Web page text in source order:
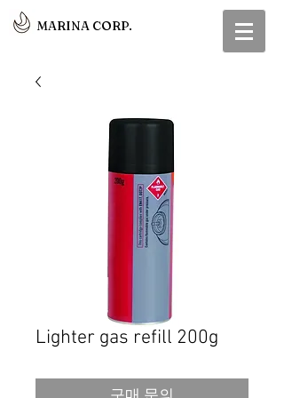
MARINA CORP.
Lighter gas refill 200g